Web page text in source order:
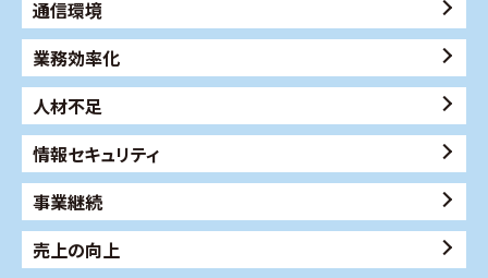
通信環境
業務効率化
人材不足
情報セキュリティ
事業継続
売上の向上